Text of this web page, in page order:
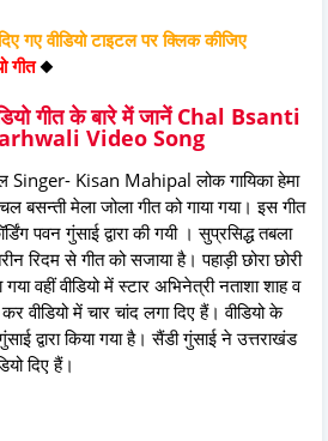
गए वीडियो टाइटल पर क्लिक कीजिए
गीत◆
गीत के बारे में जानें Chal Bsanti
Video Song
Singer- Kisan Mahipal लोक गायिका हेमा
बसन्ती मेला जोला गीत को गाया गया। इस गीत
पवन गुंसाई द्वारा की गयी । सुप्रसिद्ध तबला
रिदम से गीत को सजाया है। पहाड़ी छोरा छोरी
गया वहीं वीडियो में स्टार अभिनेत्री नताशा शाह व
वीडियो में चार चांद लगा दिए हैं। वीडियो के
द्वारा किया गया है। सैंडी गुंसाई ने उत्तराखंड
दिए हैं।